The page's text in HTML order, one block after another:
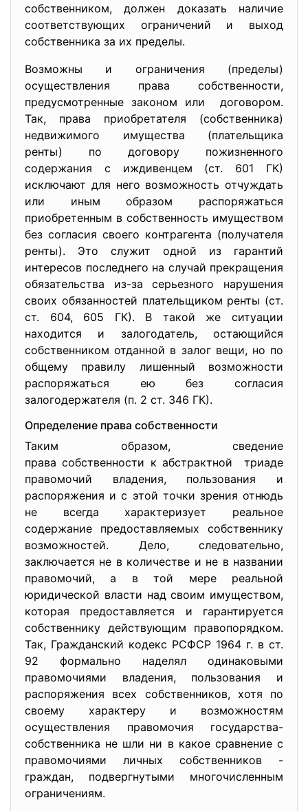
собственником, должен доказать наличие
соответствующих ограничений и выход
собственника за их пределы.
Возможны и ограничения (пределы)
осуществления права собственности,
предусмотренные законом или договором.
Так, права приобретателя (собственника)
недвижимого имущества (плательщика
ренты) по договору пожизненного
содержания с иждивенцем (ст. 601 ГК)
исключают для него возможность отчуждать
или иным образом распоряжаться
приобретенным в собственность имуществом
без согласия своего контрагента (получателя
ренты). Это служит одной из гарантий
интересов последнего на случай прекращения
обязательства из-за серьезного нарушения
своих обязанностей плательщиком ренты (ст.
ст. 604, 605 ГК). В такой же ситуации
находится и залогодатель, остающийся
собственником отданной в залог вещи, но по
общему правилу лишенный возможности
распоряжаться ею без согласия
залогодержателя (п. 2 ст. 346 ГК).
Определение права собственности
Таким образом, сведение
права собственности кабстрактной триаде
правомочий владения, пользования и
распоряжения и с этой точки зрения отнюдь
не всегда характеризует реальное
содержание предоставляемых собственнику
возможностей. Дело, следовательно,
заключается не в количестве и не в названии
правомочий, а в той мере реальной
юридической власти над своим имуществом,
которая предоставляется и гарантируется
собственнику действующим правопорядком.
Так, Гражданский кодекс РСФСР 1964 г. в ст.
92 формально наделял одинаковыми
правомочиями владения, пользования и
распоряжения всех собственников, хотя по
своему характеру и возможностям
осуществления правомочия государства-
собственника не шли ни в какое сравнение с
правомочиями личных собственников -
граждан, подвергнутыми многочисленным
ограничениям.